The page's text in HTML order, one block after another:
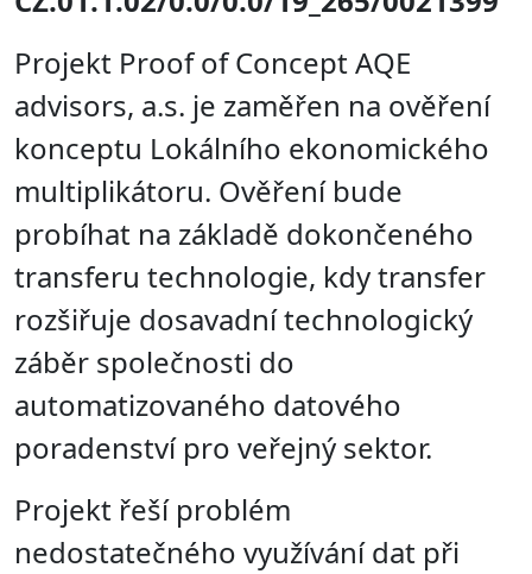
Projekt Proof of Concept AQE
advisors, a.s. je zaměřen na ověření
konceptu Lokálního ekonomického
multiplikátoru. Ověření bude
probíhat na základě dokončeného
transferu technologie, kdy transfer
rozšiřuje dosavadní technologický
záběr společnosti do
automatizovaného datového
poradenství pro veřejný sektor.
Projekt řeší problém
nedostatečného využívání dat při